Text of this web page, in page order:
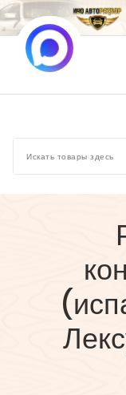
Перейти
к
содержимому